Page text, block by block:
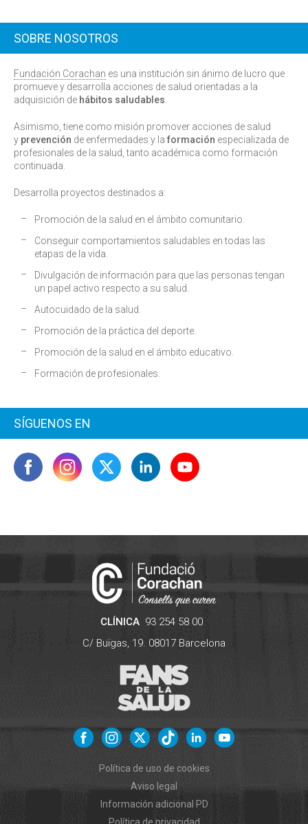
SOBRE NOSOTROS
Fundación Corachan es una institución sin ánimo de lucro que
promueve y desarrolla acciones de salud orientadas a la
adquisición de hábitos saludables.
Asimismo, tiene como misión promover acciones de salud
y prevención de enfermedades y la formación especializada de
profesionales de la salud, tanto académica como formación
continuada.
Desarrolla proyectos destinados a:
Promoción de la salud en el ámbito comunitario.
Conseguir comportamientos saludables en todas las
etapas de la vida.
Divulgación de información para que las personas tengan
un papel activo respecto a su salud.
Autocuidado de la salud.
Promoción de la práctica del deporte.
Promoción de la salud en el ámbito educativo.
Formación de profesionales.
SÍGUENOS EN
CLÍNICA 93 254 58 00
C/ Buïgas, 19. 08017 Barcelona
Política de uso de cookies
Aviso legal
Información adicional PD